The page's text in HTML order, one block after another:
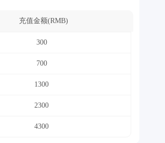
充值金额(RMB)
300
700
1300
2300
4300